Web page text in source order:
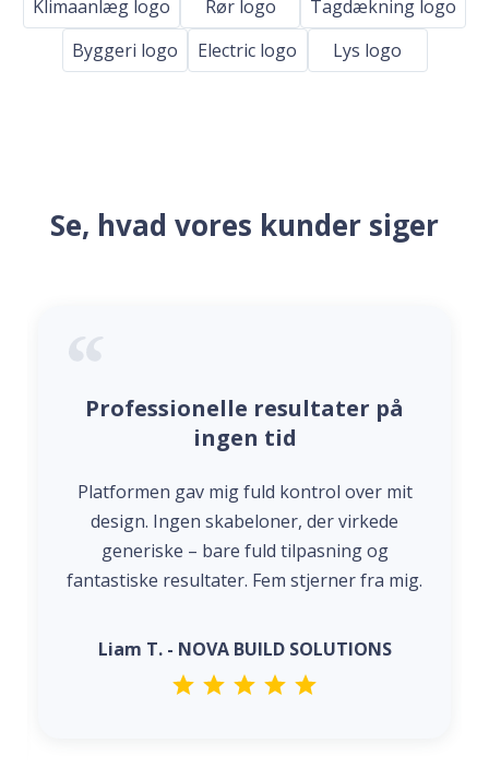
Klimaanlæg logo
Rør logo
Tagdækning logo
Byggeri logo
Electric logo Lys logo
Se, hvad vores kunder siger
Professionelle resultater på
ingen tid
Platformen gav mig fuld kontrol over mit
design. Ingen skabeloner, der virkede
generiske – bare fuld tilpasning og
fantastiske resultater. Fem stjerner fra mig.
Liam T. - NOVA BUILD SOLUTIONS